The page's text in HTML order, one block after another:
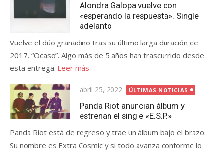
Alondra Galopa vuelve con
«esperando la respuesta». Single
adelanto
Vuelve el dúo granadino tras su último larga duración de
2017, “Ocaso”. Algo más de 5 años han trascurrido desde
esta entrega. Leer más
Publicada
el
abril 25, 2022 ÚLTIMAS NOTICIAS
Panda Riot anuncian álbum y
estrenan el single «E.S.P.»
Panda Riot está de regreso y trae un álbum bajo el brazo.
Su nombre es Extra Cosmic y si todo avanza conforme lo